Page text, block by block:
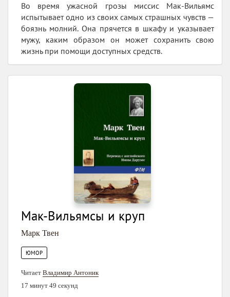
Во время ужасной грозы миссис Мак-Вильямс
испытывает одно из своих самых страшных чувств —
боязнь молний. Она прячется в шкафу и указывает
мужу, каким образом он может сохранить свою
жизнь при помощи доступных средств.
Мак-Вильямсы и круп
Марк Твен
ЮМОР
Читает Владимир Антоник
17 минут 49 секунд